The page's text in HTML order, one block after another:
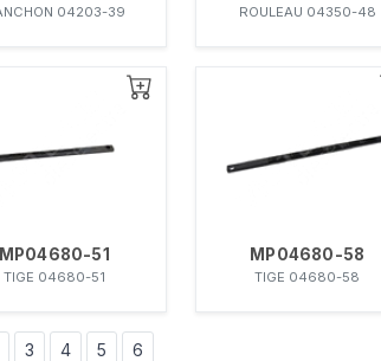
04203-39 ROULEAU 04350-48
51
TIGE 04680-51
MP04680-58
TIGE 04680-58
3 4 5 6